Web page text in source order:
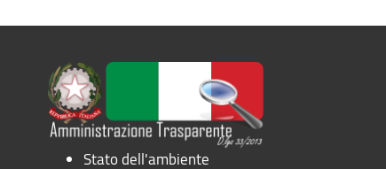
Stato dell'ambiente